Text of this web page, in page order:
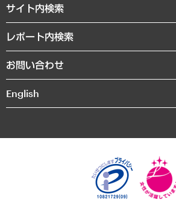
まちづくり・観光・交通・スポーツ・スマートシティ
自然資源・農林水産業・食料システム
メディア掲載・出演
沿革
組織図・本部部室紹介
インドネシア現地法人
個人情報保護方針
サイト内検索
レポート内検索
お問い合わせ
English